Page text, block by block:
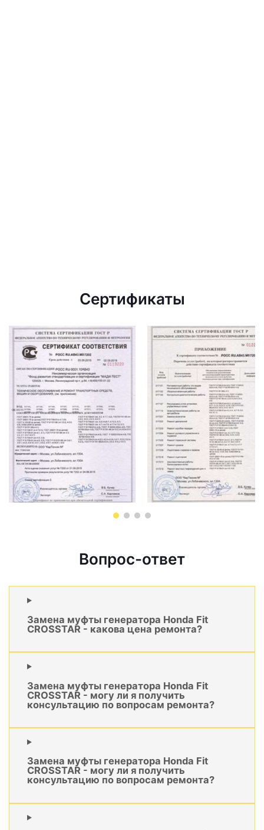
Сертификаты
Вопрос-ответ
Замена муфты генератора Honda Fit
CROSSTAR - какова цена ремонта?
Замена муфты генератора Honda Fit
CROSSTAR - могу ли я получить
консультацию по вопросам ремонта?
Замена муфты генератора Honda Fit
CROSSTAR - могу ли я получить
консультацию по вопросам ремонта?